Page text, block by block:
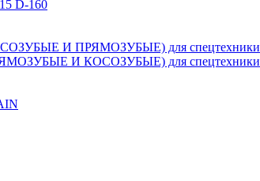
D-160
И ПРЯМОЗУБЫЕ) для спецтехники
И КОСОЗУБЫЕ) для спецтехники